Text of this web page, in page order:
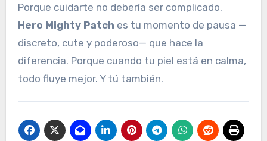
Porque cuidarte no debería ser complicado.
Hero Mighty Patch es tu momento de pausa —
discreto, cute y poderoso— que hace la
diferencia. Porque cuando tu piel está en calma,
todo fluye mejor. Y tú también.